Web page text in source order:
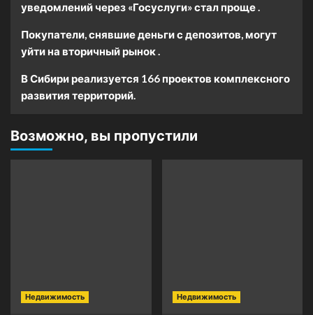
уведомлений через «Госуслуги» стал проще .
Покупатели, снявшие деньги с депозитов, могут
уйти на вторичный рынок .
В Сибири реализуется 166 проектов комплексного
развития территорий.
Возможно, вы пропустили
Недвижимость Недвижимость